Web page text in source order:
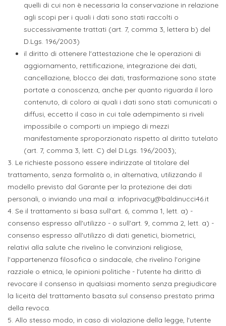
quelli di cui non è necessaria la conservazione in relazione
agli scopi per i quali i dati sono stati raccolti o
successivamente trattati (art. 7, comma 3, lettera b) del
D.Lgs. 196/2003)
il diritto di ottenere l'attestazione che le operazioni di
aggiornamento, rettificazione, integrazione dei dati,
cancellazione, blocco dei dati, trasformazione sono state
portate a conoscenza, anche per quanto riguarda il loro
contenuto, di coloro ai quali i dati sono stati comunicati o
diffusi, eccetto il caso in cui tale adempimento si riveli
impossibile o comporti un impiego di mezzi
manifestamente sproporzionato rispetto al diritto tutelato
(art. 7, comma 3, lett. C) del D.Lgs. 196/2003);
3. Le richieste possono essere indirizzate al titolare del
trattamento, senza formalità o, in alternativa, utilizzando il
modello previsto dal Garante per la protezione dei dati
personali, o inviando una mail a: infoprivacy@baldinucci46.it
4. Se il trattamento si basa sull'art. 6, comma 1, lett. a) -
consenso espresso all'utilizzo - o sull'art. 9, comma 2, lett. a) -
consenso espresso all'utilizzo di dati genetici, biometrici,
relativi alla salute che rivelino le convinzioni religiose,
l'appartenenza filosofica o sindacale, che rivelino l'origine
razziale o etnica, le opinioni politiche - l'utente ha diritto di
revocare il consenso in qualsiasi momento senza pregiudicare
la liceità del trattamento basata sul consenso prestato prima
della revoca.
5. Allo stesso modo, in caso di violazione della legge, l'utente